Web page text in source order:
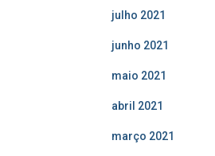
julho 2021
junho 2021
maio 2021
abril 2021
março 2021